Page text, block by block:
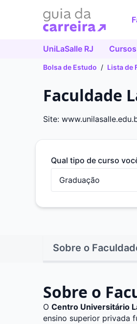
UniLaSalle RJ
Bolsa de Estudo / Lista de
Faculdade
Site:
Qual tipo de curso
Sobre o
Sobre o
O Centro Universitário
ensino superior privada